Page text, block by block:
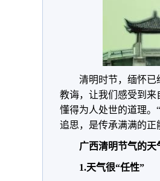
清明时节，缅怀已
教诲，让我们感受到
懂得为人处世的道理。
追思，是传承满满的正
广西清明节气的天
1.天气很“任性”